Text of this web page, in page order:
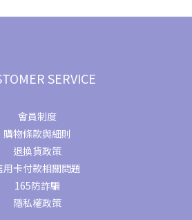
SERVICE
會員制度
購物條款與細則
退換貨政策
用卡付款相關問題
165防詐騙
隱私權政策